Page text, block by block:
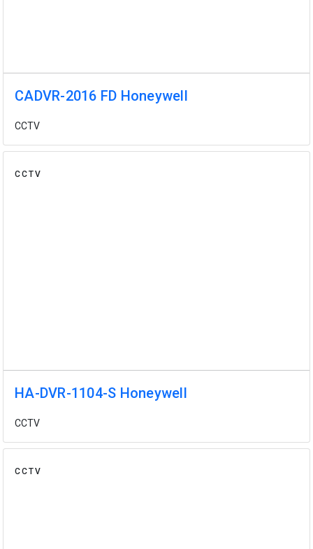
CADVR-2016 FD Honeywell
CCTV
CCTV
HA-DVR-1104-S Honeywell
CCTV
CCTV